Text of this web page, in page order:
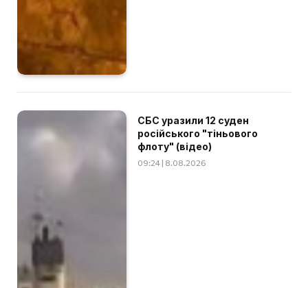
СБС уразили 12 суден
російського "тіньового
флоту" (відео)
09:24 | 8.08.2026